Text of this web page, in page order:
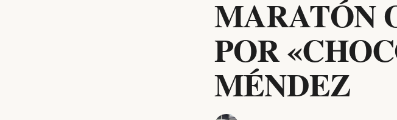
MARATÓN
POR
MÉNDEZ